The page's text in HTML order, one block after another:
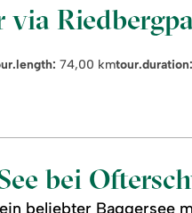
74,00 kmtour.duration:
bei
beliebter Baggersee